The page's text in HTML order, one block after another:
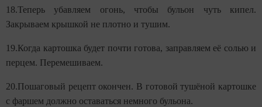
18.Теперь убавляем огонь, чтобы бульон чуть кипел.
Закрываем крышкой не плотно и тушим.
19.Когда картошка будет почти готова, заправляем её солью и
перцем. Перемешиваем.
20.Пошаговый рецепт окончен. В готовой тушёной картошке
с фаршем должно оставаться немного бульона.